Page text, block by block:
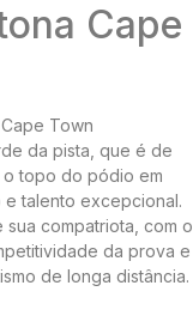
Cape
Town
da pista, que é de
o topo do pódio em
e talento excepcional.
compatriota, com o
da prova e
de longa distância.